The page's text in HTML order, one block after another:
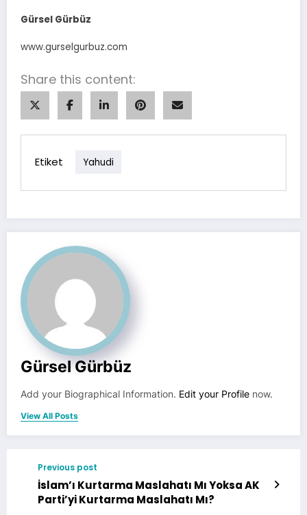
Gürsel Gürbüz
www.gurselgurbuz.com
Share this content:
Etiket Yahudi
Gürsel Gürbüz
Add your Biographical Information. Edit your Profile now.
View All Posts
Previous post
İslam’ı Kurtarma Maslahatı Mı Yoksa AK
Parti’yi Kurtarma Maslahatı Mı?